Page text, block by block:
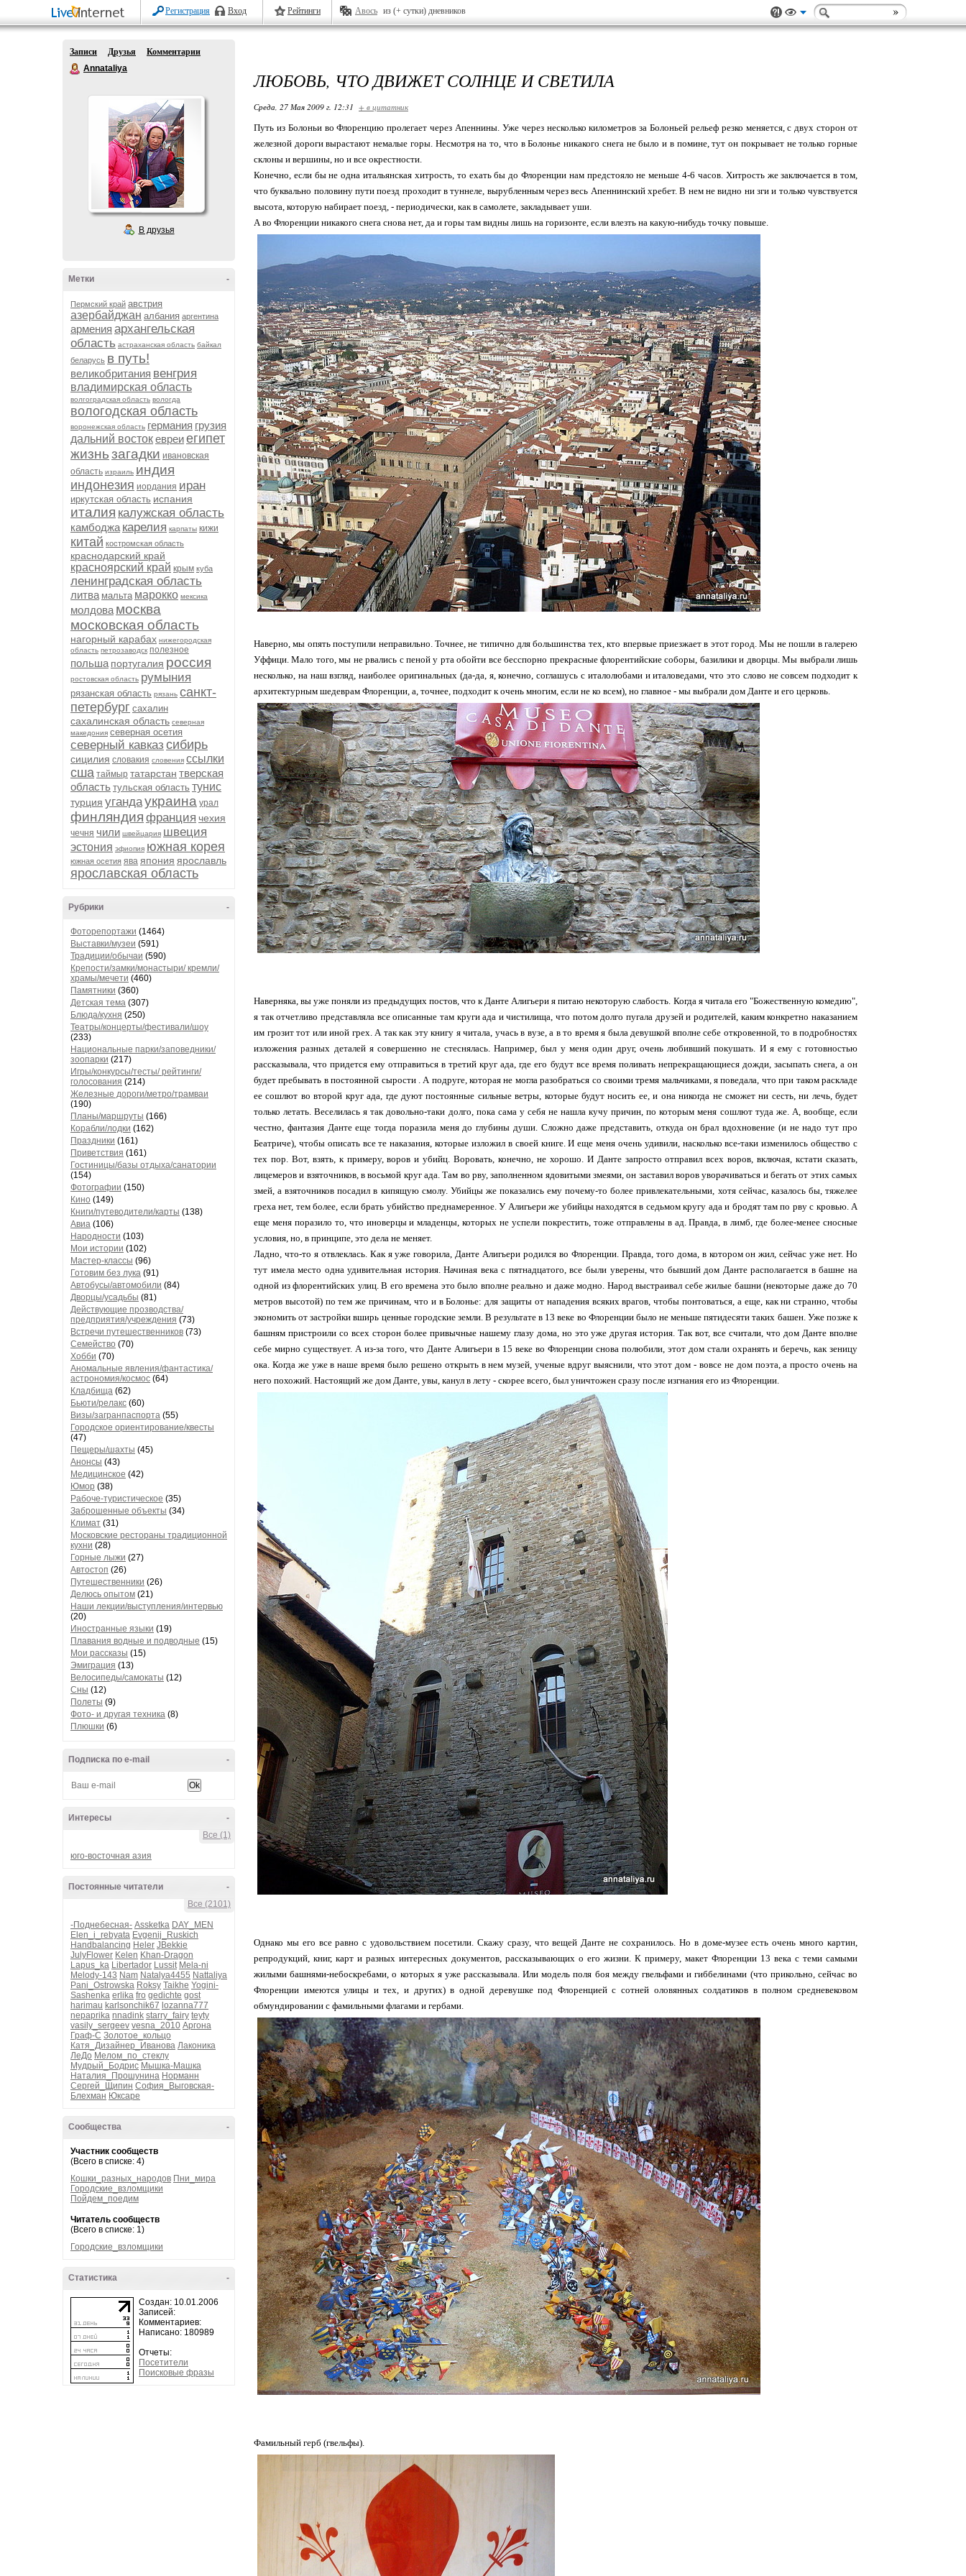
Регистрация Вход Рейтинги Авось из (+ сутки) дневников
Записи Друзья
Комментарии
Annataliya
В друзья
-
Метки
Пермский край австрия
азербайджан албания аргентина
армения архангельская
область астраханская область байкал
беларусь в путь!
великобритания венгрия
владимирская область
волгоградская область вологда
вологодская область
воронежская область германия грузия
дальний востокевреиегипет
жизньзагадки ивановская
область израиль индия
индонезия иордания иран
иркутская область испания
италия калужская область
камбоджа карелия карпаты кижи
китай костромская область
краснодарский край
красноярский край крым куба
ленинградская область
литва мальта марокко мексика
молдова москва
московская область
нагорный карабах нижегородская
область петрозаводск полезное
польша португалия россия
ростовская область румыния
рязанская область рязань санкт-
петербург сахалин
сахалинская область северная
македония северная осетия
северный кавказ сибирь
сицилия словакия словения ссылки
сша таймыр татарстан тверская
область тульская область тунис
турция угандаукраина урал
финляндия франция чехия
чечня чили швейцария швеция
эстония эфиопия южная корея
южная осетия ява япония ярославль
ярославская область
-
Рубрики
Фоторепортажи (1464)
Выставки/музеи (591)
Традиции/обычаи (590)
Крепости/замки/монастыри/ кремли/
храмы/мечети (460)
Памятники (360)
Детская тема (307)
Блюда/кухня (250)
Театры/концерты/фестивали/шоу
(233)
Национальные парки/заповедники/
зоопарки (217)
Игры/конкурсы/тесты/ рейтинги/
голосования (214)
Железные дороги/метро/трамваи
(190)
Планы/маршруты (166)
Корабли/лодки (162)
Праздники (161)
Приветствия (161)
Гостиницы/базы отдыха/санатории
(154)
Фотографии (150)
Кино (149)
Книги/путеводители/карты (138)
Авиа (106)
Народности (103)
Мои истории (102)
Мастер-классы (96)
Готовим без лука (91)
Автобусы/автомобили (84)
Дворцы/усадьбы (81)
Действующие прозводства/
предприятия/учреждения (73)
Встречи путешественников (73)
Семейство (70)
Хобби (70)
Аномальные явления/фантастика/
астрономия/космос (64)
Кладбища (62)
Бьюти/релакс (60)
Визы/загранпаспорта (55)
Городское ориентирование/квесты
(47)
Пещеры/шахты (45)
Анонсы (43)
Медицинское (42)
Юмор (38)
Рабоче-туристическое (35)
Заброшенные объекты (34)
Климат (31)
Московские рестораны традиционной
кухни (28)
Горные лыжи (27)
Автостоп (26)
Путешественники (26)
Делюсь опытом (21)
Наши лекции/выступления/интервью
(20)
Иностранные языки (19)
Плавания водные и подводные (15)
Мои рассказы (15)
Эмиграция (13)
Велосипеды/самокаты (12)
Сны (12)
Полеты (9)
Фото- и другая техника (8)
Плюшки (6)
-
Подписка по e-mail
-
Интересы
Все (1)
юго-восточная азия
-
Постоянные читатели
Все (2101)
-Поднебесная- Assketka DAY_MEN
Elen_i_rebyata Evgenij_Ruskich
Handbalancing Heler JBekkie
JulyFlower Kelen Khan-Dragon
Lapus_ka Libertador Lussit Mela-ni
Melody-143 Nam Natalya4455 Nattaliya
Pani_Ostrowska Roksy Taikhe Yogini-
Sashenka erlika fro gedichte gost
harimau karlsonchik67 lozanna777
nepaprika nnadink starry_fairy teyty
vasily_sergeev vesna_2010 Аргона
Граф-С Золотое_кольцо
Катя_Дизайнер_Иванова Лаконика
ЛеДо Мелом_по_стеклу
Мудрый_Бодрис Мышка-Машка
Наталия_Прошунина Норманн
Сергей_Щипин София_Выговская-
Блехман Юксаре
-
Сообщества
Участник сообществ
(Всего в списке: 4)
Кошки_разных_народов Пни_мира
Городские_взломщики
Пойдем_поедим
Читатель сообществ
(Всего в списке: 1)
Городские_взломщики
-
Статистика
Создан: 10.01.2006
Записей:
Комментариев:
Написано: 180989
Отчеты:
Посетители
Поисковые фразы
ЛЮБОВЬ, ЧТО ДВИЖЕТ СОЛНЦЕ И СВЕТИЛА
Среда, 27 Мая 2009 г. 12:31 + в цитатник
Путь из Болоньи во Флоренцию пролегает через Апеннины. Уже через несколько километров за Болоньей рельеф резко меняется, с двух сторон от
железной дороги вырастают немалые горы. Несмотря на то, что в Болонье никакого снега не было и в помине, тут он покрывает не только горные
склоны и вершины, но и все окрестности.
Конечно, если бы не одна итальянская хитрость, то ехать бы до Флоренции нам предстояло не меньше 4-6 часов. Хитрость же заключается в том,
что буквально половину пути поезд проходит в туннеле, вырубленным через весь Апеннинский хребет. В нем не видно ни зги и только чувствуется
высота, которую набирает поезд, - периодически, как в самолете, закладывает уши.
А во Флоренции никакого снега снова нет, да и горы там видны лишь на горизонте, если влезть на какую-нибудь точку повыше.
Наверно, мы опять поступили неправильно. Точнее, не типично для большинства тех, кто впервые приезжает в этот город. Мы не пошли в галерею
Уффици. Мало того, мы не рвались с пеной у рта обойти все бесспорно прекрасные флорентийские соборы, базилики и дворцы. Мы выбрали лишь
несколько, на наш взгляд, наиболее оригинальных (да-да, я, конечно, соглашусь с италолюбами и италоведами, что это слово не совсем подходит к
архитектурным шедеврам Флоренции, а, точнее, подходит к очень многим, если не ко всем), но главное - мы выбрали дом Данте и его церковь.
Наверняка, вы уже поняли из предыдущих постов, что к Данте Алигьери я питаю некоторую слабость. Когда я читала его "Божественную комедию",
я так отчетливо представляла все описанные там круги ада и чистилища, что потом долго пугала друзей и родителей, каким конкретно наказанием
им грозит тот или иной грех. А так как эту книгу я читала, учась в вузе, а в то время я была девушкой вполне себе откровенной, то в подробностях
изложения разных деталей я совершенно не стеснялась. Например, был у меня один друг, очень любивший покушать. И я ему с готовностью
рассказывала, что придется ему отправиться в третий круг ада, где его будут все время поливать непрекращающиеся дожди, засыпать снега, а он
будет пребывать в постоянной сырости . А подруге, которая не могла разобраться со своими тремя мальчиками, я поведала, что при таком раскладе
ее сошлют во второй круг ада, где дуют постоянные сильные ветры, которые будут носить ее, и она никогда не сможет ни сесть, ни лечь, будет
только летать. Веселилась я так довольно-таки долго, пока сама у себя не нашла кучу причин, по которым меня сошлют туда же. А, вообще, если
честно, фантазия Данте еще тогда поразила меня до глубины души. Сложно даже представить, откуда он брал вдохновение (и не надо тут про
Беатриче), чтобы описать все те наказания, которые изложил в своей книге. И еще меня очень удивили, насколько все-таки изменилось общество с
тех пор. Вот, взять, к примеру, воров и убийц. Воровать, конечно, не хорошо. И Данте запросто отправил всех воров, включая, кстати сказать,
лицемеров и взяточников, в восьмой круг ада. Там во рву, заполненном ядовитыми змеями, он заставил воров уворачиваться и бегать от этих самых
змей, а взяточников посадил в кипящую смолу. Убийцы же показались ему почему-то более привлекательными, хотя сейчас, казалось бы, тяжелее
греха нет, тем более, если брать убийство преднамеренное. У Алигьери же убийцы находятся в седьмом кругу ада и бродят там по рву с кровью. А
еще меня поразило то, что иноверцы и младенцы, которых не успели покрестить, тоже отправлены в ад. Правда, в лимб, где более-менее сносные
условия, но, в принципе, это дела не меняет.
Ладно, что-то я отвлеклась. Как я уже говорила, Данте Алигьери родился во Флоренции. Правда, того дома, в котором он жил, сейчас уже нет. Но
тут имела место одна удивительная история. Начиная века с пятнадцатого, все были уверены, что бывший дом Данте располагается в башне на
одной из флорентийских улиц. В его времена это было вполне реально и даже модно. Народ выстраивал себе жилые башни (некоторые даже до 70
метров высотой) по тем же причинам, что и в Болонье: для защиты от нападения всяких врагов, чтобы понтоваться, а еще, как ни странно, чтобы
экономить от застройки вширь ценные городские земли. В результате в 13 веке во Флоренции было не меньше пятидесяти таких башен. Уже позже к
башням пристроили со всех сторон более привычные нашему глазу дома, но это уже другая история. Так вот, все считали, что дом Данте вполне
себе мирно существует. А из-за того, что Данте Алигьери в 15 веке во Флоренции снова полюбили, этот дом стали охранять и беречь, как зеницу
ока. Когда же уже в наше время было решено открыть в нем музей, ученые вдруг выяснили, что этот дом - вовсе не дом поэта, а просто очень на
него похожий. Настоящий же дом Данте, увы, канул в лету - скорее всего, был уничтожен сразу после изгнания его из Флоренции.
Однако мы его все равно с удовольствием посетили. Скажу сразу, что вещей Данте не сохранилось. Но в доме-музее есть очень много картин,
репродукций, книг, карт и разных интересных документов, рассказывающих о его жизни. К примеру, макет Флоренции 13 века с теми самыми
жилыми башнями-небоскребами, о которых я уже рассказывала. Или модель поля боя между гвельфами и гиббелинами (что прикольно, сейчас во
Флоренции имеются улицы и тех, и других) в одной деревушке под Флоренцией с сотней оловянных солдатиков в полном средневековом
обмундировании с фамильными флагами и гербами.
Фамильный герб (гвельфы).